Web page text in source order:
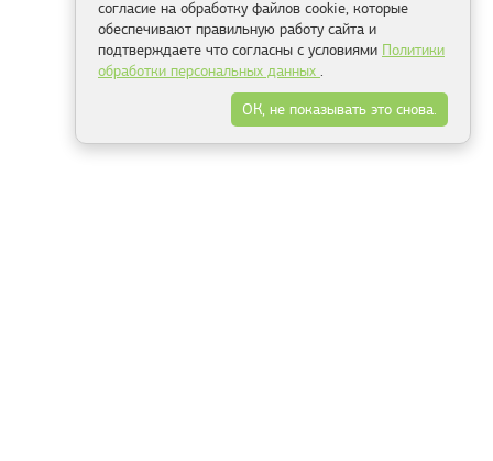
согласие на обработку файлов cookie, которые
обеспечивают правильную работу сайта и
подтверждаете что согласны с условиями Политики
обработки персональных данных .
ОК, не показывать это снова.